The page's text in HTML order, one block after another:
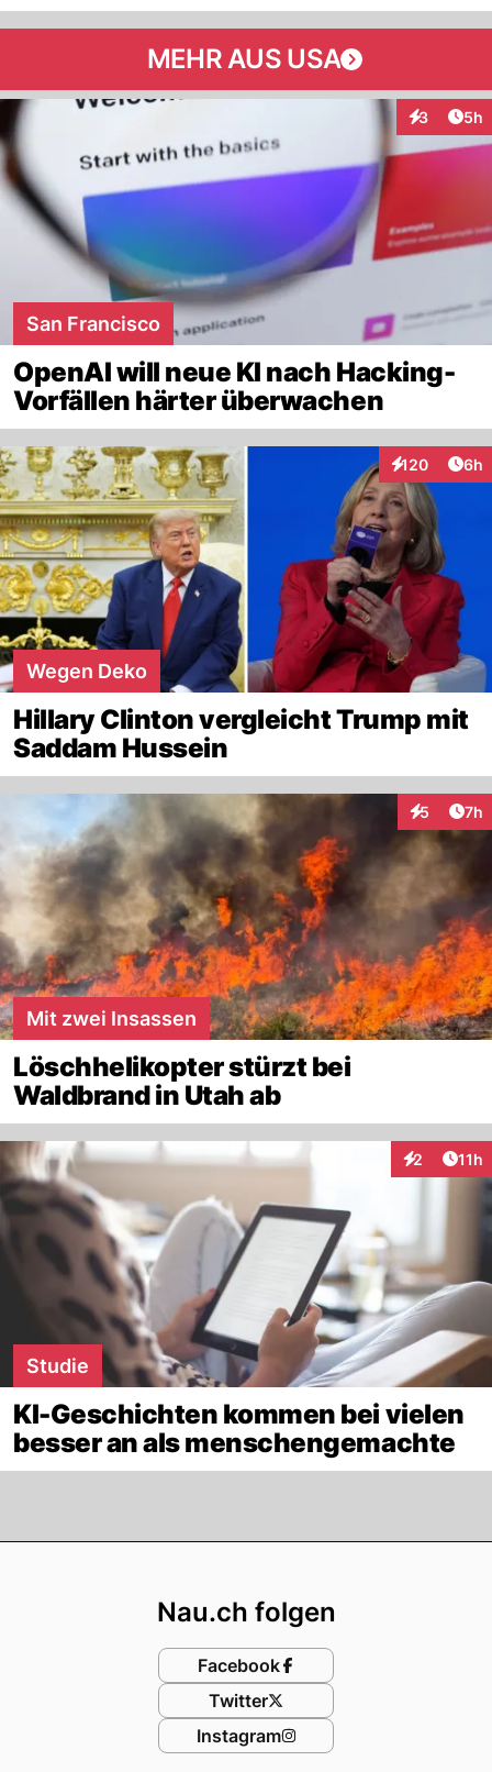
MEHR AUS USA
3 5h
San Francisco
OpenAI will neue KI nach Hacking-
Vorfällen härter überwachen
120
Interaktionen
6h
Wegen Deko
Hillary Clinton vergleicht Trump mit
Saddam Hussein
5 7h
Mit zwei Insassen
Löschhelikopter stürzt bei
Waldbrand in Utah ab
2 11h
Studie
KI-Geschichten kommen bei vielen
besser an als menschengemachte
Nau.ch folgen
Facebook
Twitter
Instagram